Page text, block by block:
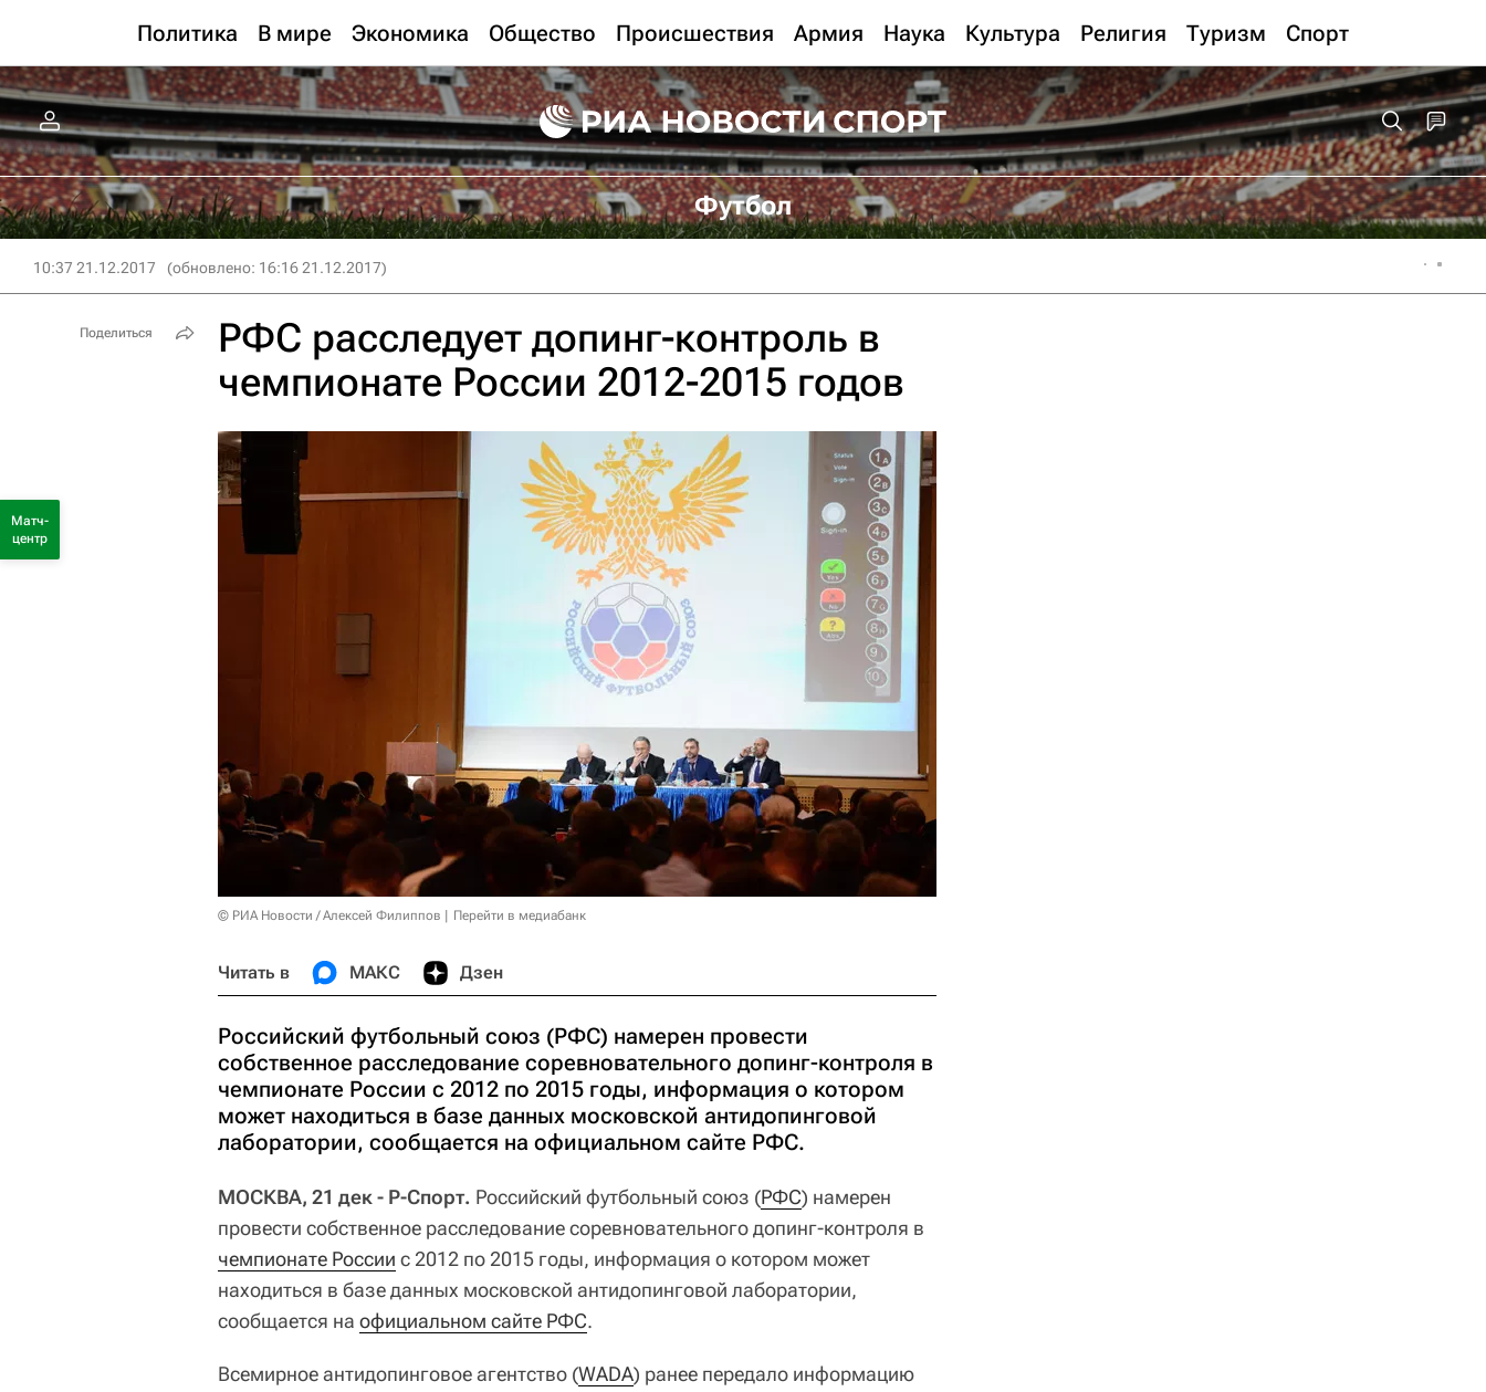
Политика В мире Экономика Общество Происшествия Армия Наука Культура Религия Туризм Спорт
Футбол
10:37 21.12.2017 (обновлено: 16:16 21.12.2017)
РФС расследует допинг-контроль в
чемпионате России 2012-2015 годов
© РИА Новости / Алексей Филиппов Перейти в медиабанк
Читать в МАКС Дзен
Российский футбольный союз (РФС) намерен провести
собственное расследование соревновательного допинг-контроля в
чемпионате России с 2012 по 2015 годы, информация о котором
может находиться в базе данных московской антидопинговой
лаборатории, сообщается на официальном сайте РФС.
МОСКВА, 21 дек - Р-Спорт. Российский футбольный союз (РФС) намерен
провести собственное расследование соревновательного допинг-контроля в
чемпионате России с 2012 по 2015 годы, информация о котором может
находиться в базе данных московской антидопинговой лаборатории,
сообщается на официальном сайте РФС.
Всемирное антидопинговое агентство (WADA) ранее передало информацию
Поделиться
Матч-
центр